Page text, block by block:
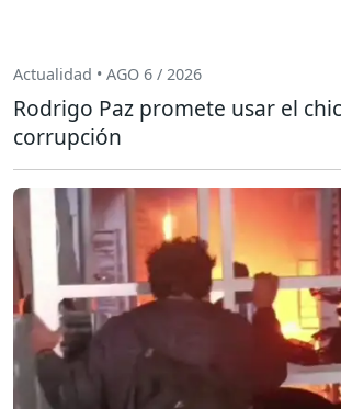
Actualidad • AGO 6 / 2026
Rodrigo Paz promete usar el
corrupción